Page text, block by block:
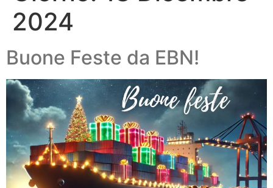
2024
Buone Feste da EBN!